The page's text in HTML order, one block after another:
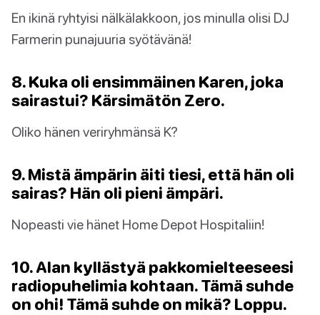
En ikinä ryhtyisi nälkälakkoon, jos minulla olisi DJ
Farmerin punajuuria syötävänä!
8. Kuka oli ensimmäinen Karen, joka
sairastui? Kärsimätön Zero.
Oliko hänen veriryhmänsä K?
9. Mistä ämpärin äiti tiesi, että hän oli
sairas? Hän oli pieni ämpäri.
Nopeasti vie hänet Home Depot Hospitaliin!
10. Alan kyllästyä pakkomielteeseesi
radiopuhelimia kohtaan. Tämä suhde
on ohi! Tämä suhde on mikä? Loppu.